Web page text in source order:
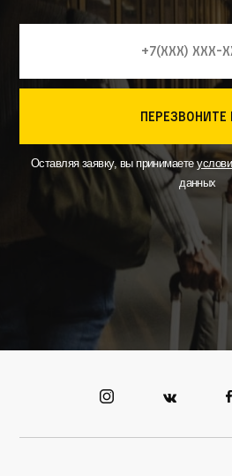
перезвоните
Оставляя заявку, вы принимаете
данных